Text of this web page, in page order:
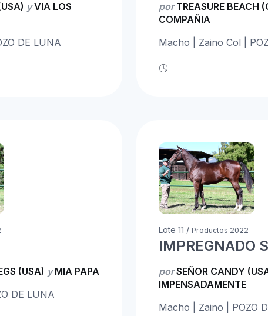
yVIA LOS
DE LUNA
porTREASURE BEACH
COMPAÑIA
Macho | Zaino Col |
(USA) yMIA PAPA
DE LUNA
Lote 11 /Productos 2022
IMPREGNADO
porSEÑOR CANDY
IMPENSADAMENTE
Macho | Zaino | POZO